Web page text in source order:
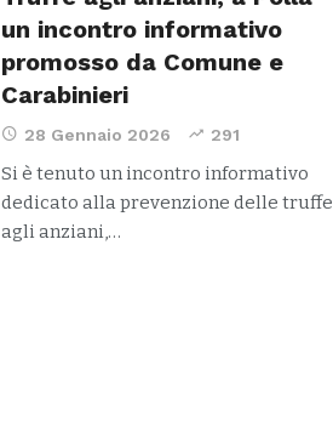
un incontro informativo
promosso da Comune e
Carabinieri
28 Gennaio 2026 291
Si è tenuto un incontro informativo
dedicato alla prevenzione delle truffe
agli anziani,…